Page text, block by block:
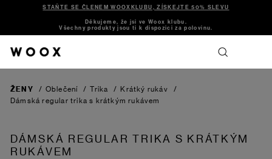
STAŇTE SE ČLENEM WOOXKLUBU, ZÍSKEJTE 50% SLEVU
Děkujeme, že jsi ve Woox klubu.
Všechny produkty jsou ti k dispozici za polovinu.
ŽENY / Oblečení / Trika / Krátký rukáv
/
Dámská regular trika s krátkým rukávem
DÁMSKÁ REGULAR TRIKA S KRÁTKÝM
RUKÁVEM